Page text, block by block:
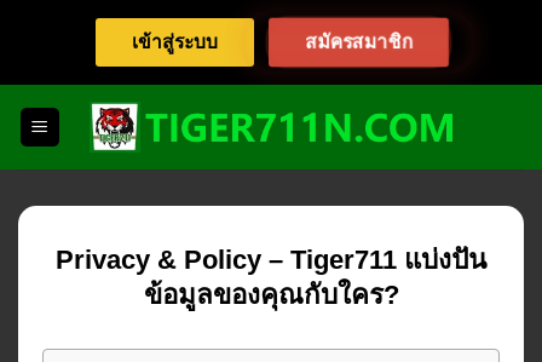
เข้าสู่ระบบ สมัครสมาชิก
Privacy & Policy – Tiger711 แบ่งปัน
ข้อมูลของคุณกับใคร?